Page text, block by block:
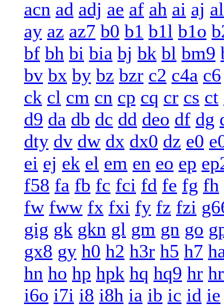
acn ad adj ae af ah ai aj al
ay az az7 b0 b1 b1l b1o
bf bh bi bia bj bk bl bm9
bv bx by bz bzr c2 c4a c6
ck cl cm cn cp cq cr cs ct
d9 da db dc dd deo df dg
dty dv dw dx dx0 dz e0
ei ej ek el em en eo ep
f58 fa fb fc fci fd fe fg fh
fw fww fx fxi fy fz fzi
gig gk gkn gl gm gn go
gx8 gy h0 h2 h3r h5 h7
hn ho hp hpk hq hq9 hr
i6o i7i i8 i8h ia ib ic id ie